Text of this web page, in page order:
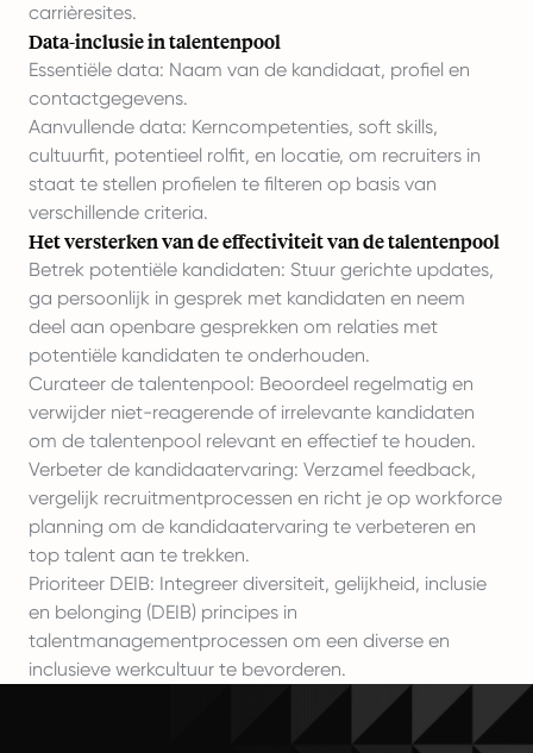
carrièresites.
Data-inclusie in talentenpool
Essentiële data: Naam van de kandidaat, profiel en
contactgegevens.
Aanvullende data: Kerncompetenties, soft skills,
cultuurfit, potentieel rolfit, en locatie, om recruiters in
staat te stellen profielen te filteren op basis van
verschillende criteria.
Het versterken van de effectiviteit van de talentenpool
Betrek potentiële kandidaten: Stuur gerichte updates,
ga persoonlijk in gesprek met kandidaten en neem
deel aan openbare gesprekken om relaties met
potentiële kandidaten te onderhouden.
Curateer de talentenpool: Beoordeel regelmatig en
verwijder niet-reagerende of irrelevante kandidaten
om de talentenpool relevant en effectief te houden.
Verbeter de kandidaatervaring: Verzamel feedback,
vergelijk recruitmentprocessen en richt je op workforce
planning om de kandidaatervaring te verbeteren en
top talent aan te trekken.
Prioriteer DEIB: Integreer diversiteit, gelijkheid, inclusie
en belonging (DEIB) principes in
talentmanagementprocessen om een diverse en
inclusieve werkcultuur te bevorderen.